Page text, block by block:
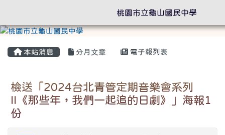
本站消息 分月文章 電子報列表
檢送「2024台北青管定期音樂會系列
II《那些年，我們一起追的日劇》」海報1
份
桃園市立龜山國民中學